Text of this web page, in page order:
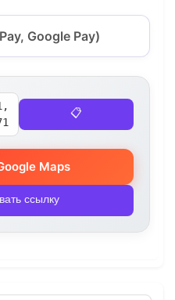
Google Pay)
📋
Maps
ссылку